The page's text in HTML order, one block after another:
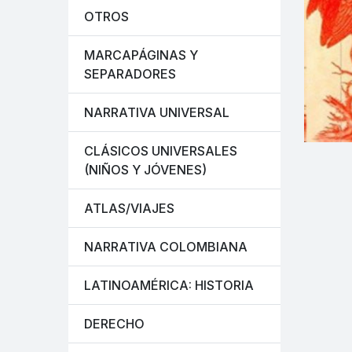
OTROS
MARCAPÁGINAS Y
SEPARADORES
NARRATIVA UNIVERSAL
CLÁSICOS UNIVERSALES
(NIÑOS Y JÓVENES)
ATLAS/VIAJES
NARRATIVA COLOMBIANA
LATINOAMÉRICA: HISTORIA
DERECHO